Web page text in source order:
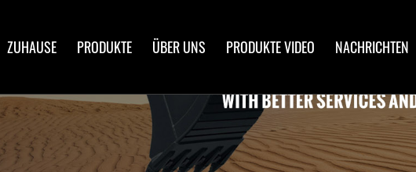
ZUHAUSE PRODUKTE ÜBER UNS PRODUKTE VIDEO NACHRICHTEN